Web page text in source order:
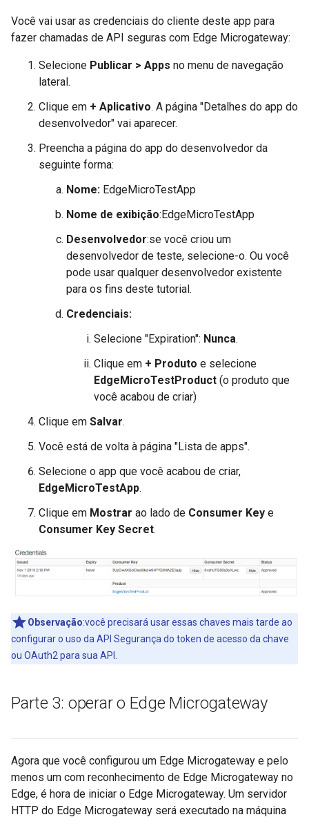
Você vai usar as credenciais do cliente deste app para
fazer chamadas de API seguras com Edge Microgateway:
Selecione Publicar > Apps no menu de navegação
lateral.
Clique em + Aplicativo. A página "Detalhes do app do
desenvolvedor" vai aparecer.
Preencha a página do app do desenvolvedor da
seguinte forma:
Nome: EdgeMicroTestApp
Nome de exibição:EdgeMicroTestApp
Desenvolvedor:se você criou um
desenvolvedor de teste, selecione-o. Ou você
pode usar qualquer desenvolvedor existente
para os fins deste tutorial.
Credenciais:
Selecione "Expiration": Nunca.
Clique em + Produto e selecione
EdgeMicroTestProduct (o produto que
você acabou de criar)
Clique em Salvar.
Você está de volta à página "Lista de apps".
Selecione o app que você acabou de criar,
EdgeMicroTestApp.
Clique em Mostrar ao lado de Consumer Key e
Consumer Key Secret.
Observação:você precisará usar essas chaves mais tarde ao
configurar o uso da API Segurança do token de acesso da chave
ou OAuth2 para sua API.
Parte 3: operar o Edge Microgateway
Agora que você configurou um Edge Microgateway e pelo
menos um com reconhecimento de Edge Microgateway no
Edge, é hora de iniciar o Edge Microgateway. Um servidor
HTTP do Edge Microgateway será executado na máquina